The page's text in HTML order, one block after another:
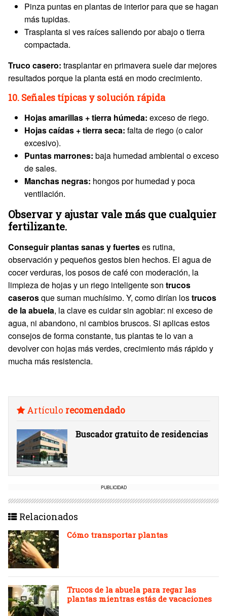
Pinza puntas en plantas de interior para que se hagan
más tupidas.
Trasplanta si ves raíces saliendo por abajo o tierra
compactada.
Truco casero: trasplantar en primavera suele dar mejores
resultados porque la planta está en modo crecimiento.
10. Señales típicas y solución rápida
Hojas amarillas + tierra húmeda: exceso de riego.
Hojas caídas + tierra seca: falta de riego (o calor
excesivo).
Puntas marrones: baja humedad ambiental o exceso
de sales.
Manchas negras: hongos por humedad y poca
ventilación.
Observar y ajustar vale más que cualquier
fertilizante.
Conseguir plantas sanas y fuerteses rutina,
observación y pequeños gestos bien hechos. El agua de
cocer verduras, los posos de café con moderación, la
limpieza de hojas y un riego inteligente son trucos
caserosque suman muchísimo. Y, como dirían lostrucos
de la abuela, la clave es cuidar sin agobiar: ni exceso de
agua, ni abandono, ni cambios bruscos. Si aplicas estos
consejos de forma constante, tus plantas te lo van a
devolver con hojas más verdes, crecimiento más rápido y
mucha más resistencia.
Artículo recomendado
Buscador gratuito de residencias
PUBLICIDAD
Relacionados
Cómo transportar plantas
Trucos de la abuela para regar las
plantas mientras estás de vacaciones